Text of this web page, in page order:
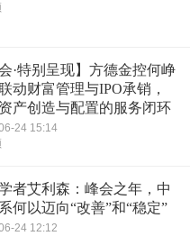
会·特别呈现】方德金控何峥
动财富管理与IPO承销，
产创造与配置的服务闭环
24 15:14
者艾利森：峰会之年，中
何以迈向“改善”和“稳定”
24 12:12